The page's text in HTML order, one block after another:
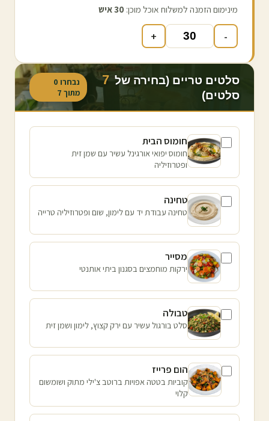
מינימום הזמנה למשלוח אוכל מוכן: 30איש
-
+
סלטים טריים (בחירה של 7
סלטים)
נבחרו 0
מתוך 7
חומוס הבית
חומוס יפואי אורגינל עשיר עם שמן זית
ופטרוזיליה
טחינה
טחינה עבודת יד עם לימון, שום ופטרוזיליה טרייה
מסייר
ירקות מוחמצים בסגנון ביתי אותנטי
טבולה
סלט בורגול עשיר עם ירק קצוץ, לימון ושמן זית
הום פרייז
קוביות בטטה אפויות ברוטב צ'ילי מתוק ושומשום
קלוי